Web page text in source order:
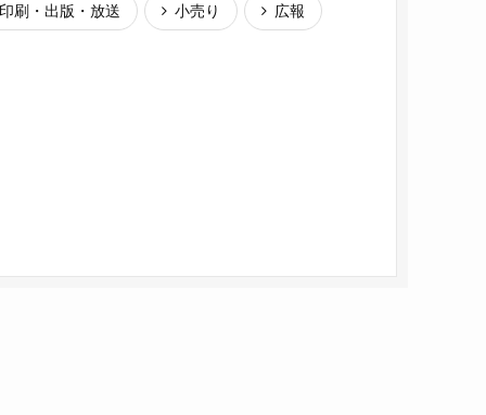
刷・出版・放送 小売り 広報